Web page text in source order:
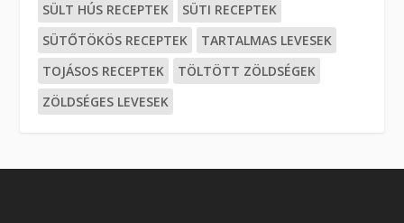
SÜLT HÚS RECEPTEK
SÜTI RECEPTEK
SÜTŐTÖKÖS RECEPTEK
TARTALMAS LEVESEK
TOJÁSOS RECEPTEK
TÖLTÖTT ZÖLDSÉGEK
ZÖLDSÉGES LEVESEK